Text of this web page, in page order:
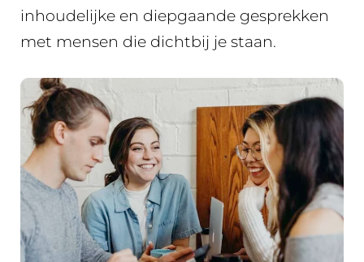
inhoudelijke en diepgaande gesprekken
met mensen die dichtbij je staan.